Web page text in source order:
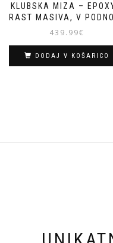
KLUBSKA MIZA –
HRAST MASIVA, V
439.99€
DODAJ V KOŠARICO